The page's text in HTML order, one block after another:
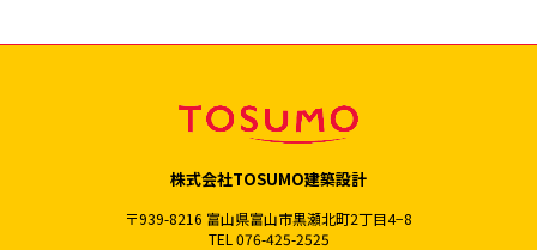
株式会社TOSUMO建築設計
〒939-8216 富山県富山市黒瀬北町2丁目4−8
TEL 076-425-2525